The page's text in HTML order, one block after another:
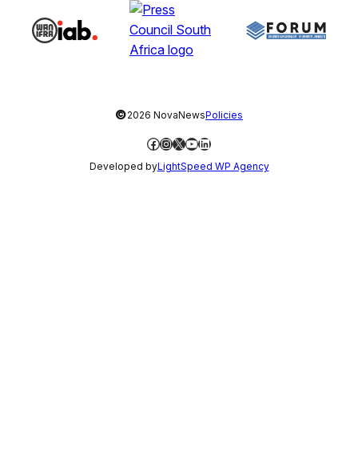
©2026 NovaNewsPolicies
Facebook
Instagram
X YouTube
LinkedIn
Developed byLightSpeed WP Agency